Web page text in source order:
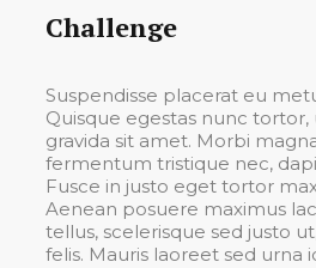
Challenge
Suspendisse placerat eu
Quisque egestas nunc tortor,
gravida sit amet. Morbi
fermentum tristique nec,
Fusce in justo eget tortor
Aenean posuere maximus
tellus, scelerisque sed justo
felis. Mauris laoreet sed urna